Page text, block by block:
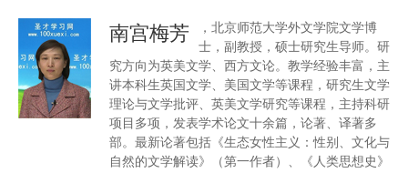
南宫梅芳
，北京师范大学外文学院文学博
士，副教授，硕士研究生导师。研
究方向为英美文学、西方文论。教学经验丰富，主
讲本科生英国文学、美国文学等课程，研究生文学
理论与文学批评、英美文学研究等课程，主持科研
项目多项，发表学术论文十余篇，论著、译著多
部。最新论著包括《生态女性主义：性别、文化与
自然的文学解读》（第一作者）、《人类思想史》